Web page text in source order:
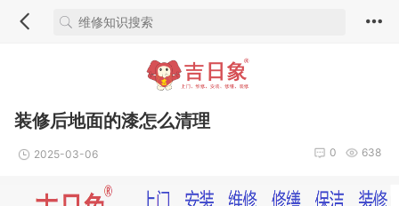
装修后地面的漆怎么清理
2025-03-06 638
0